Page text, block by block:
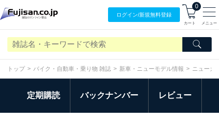
ログイン/新規無料登録
0
カート メニュー
トップ バイク・自動車・乗り物 雑誌 新車・ニューモデル情報 ニューカ
定期購読 バックナンバー レビュー